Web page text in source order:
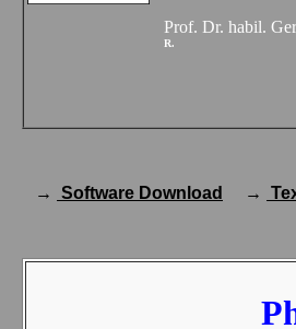
Prof. Dr. habil.
R.
→ Software Download →